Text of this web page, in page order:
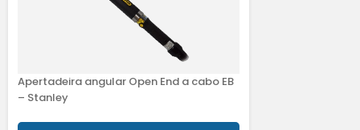
Apertadeira angular Open End a cabo EB
– Stanley